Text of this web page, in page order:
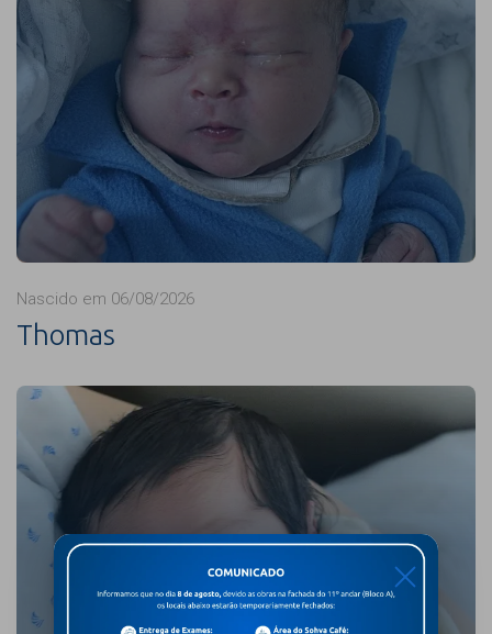
Nascido em 06/08/2026
Thomas
X